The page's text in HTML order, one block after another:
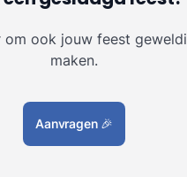
om ook jouw feest
maken.
Aanvragen 🎉